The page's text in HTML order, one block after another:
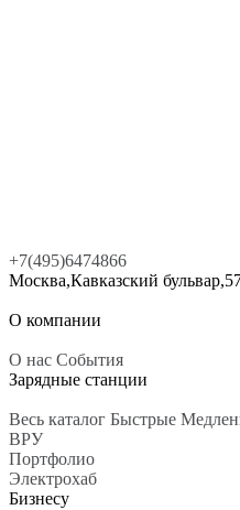
+7(495)6474866
Москва,Кавказский
О компании
О нас События
Зарядные станции
Весь каталог Быстрые
ВРУ
Портфолио
Электрохаб
Бизнесу